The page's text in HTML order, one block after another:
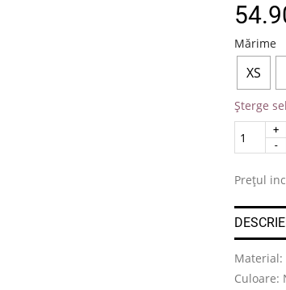
Mărime
XS
Șterge
Quantity
Prețul
Material:
Culoare: